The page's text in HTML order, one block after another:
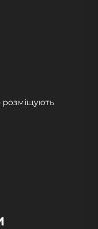
розміщують